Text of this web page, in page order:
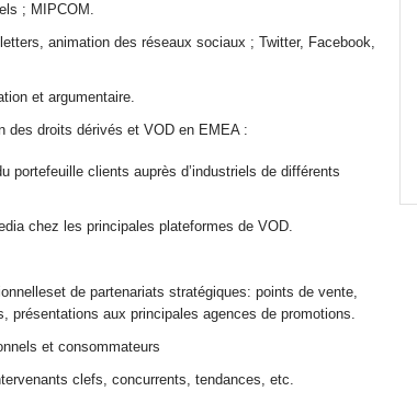
; MIPCOM.
animation des réseaux sociaux ; Twitter, Facebook,
et argumentaire.
des droits dérivés et VOD en EMEA :
portefeuille clients auprès d’industriels de différents
chez les principales plateformes de VOD.
de partenariats stratégiques: points de vente,
présentations aux principales agences de promotions.
et consommateurs
clefs, concurrents, tendances, etc.